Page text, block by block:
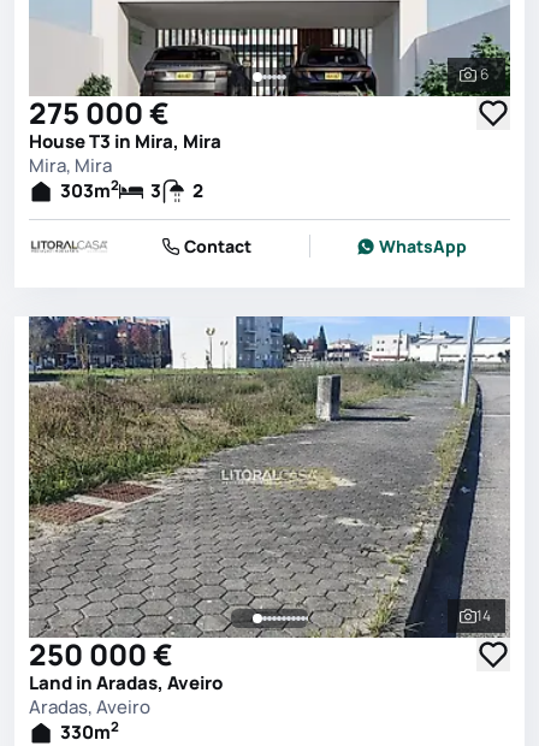
See all
6
275 000 €
House T3 in Mira, Mira
Mira, Mira
303m2 3 2
Contact WhatsApp
See all
14
250 000 €
Land in Aradas, Aveiro
Aradas, Aveiro
330m2